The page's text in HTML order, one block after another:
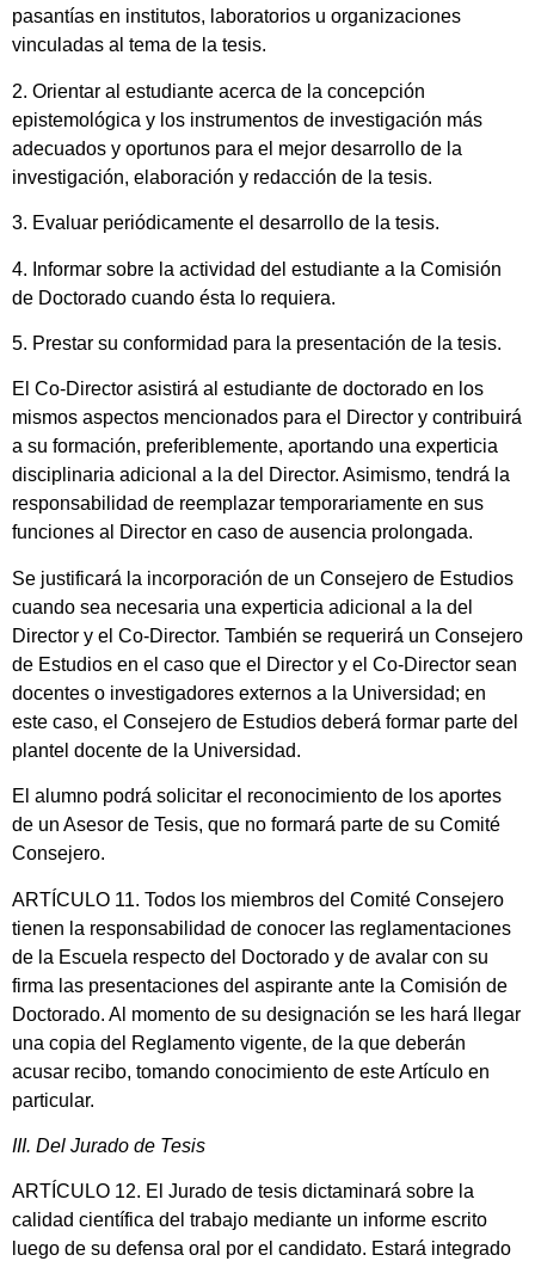
pasantías en institutos, laboratorios u organizaciones
vinculadas al tema de la tesis.
2. Orientar al estudiante acerca de la concepción
epistemológica y los instrumentos de investigación más
adecuados y oportunos para el mejor desarrollo de la
investigación, elaboración y redacción de la tesis.
3. Evaluar periódicamente el desarrollo de la tesis.
4. Informar sobre la actividad del estudiante a la Comisión
de Doctorado cuando ésta lo requiera.
5. Prestar su conformidad para la presentación de la tesis.
El Co-Director asistirá al estudiante de doctorado en los
mismos aspectos mencionados para el Director y contribuirá
a su formación, preferiblemente, aportando una experticia
disciplinaria adicional a la del Director. Asimismo, tendrá la
responsabilidad de reemplazar temporariamente en sus
funciones al Director en caso de ausencia prolongada.
Se justificará la incorporación de un Consejero de Estudios
cuando sea necesaria una experticia adicional a la del
Director y el Co-Director. También se requerirá un Consejero
de Estudios en el caso que el Director y el Co-Director sean
docentes o investigadores externos a la Universidad; en
este caso, el Consejero de Estudios deberá formar parte del
plantel docente de la Universidad.
El alumno podrá solicitar el reconocimiento de los aportes
de un Asesor de Tesis, que no formará parte de su Comité
Consejero.
ARTÍCULO 11. Todos los miembros del Comité Consejero
tienen la responsabilidad de conocer las reglamentaciones
de la Escuela respecto del Doctorado y de avalar con su
firma las presentaciones del aspirante ante la Comisión de
Doctorado. Al momento de su designación se les hará llegar
una copia del Reglamento vigente, de la que deberán
acusar recibo, tomando conocimiento de este Artículo en
particular.
III. Del Jurado de Tesis
ARTÍCULO 12. El Jurado de tesis dictaminará sobre la
calidad científica del trabajo mediante un informe escrito
luego de su defensa oral por el candidato. Estará integrado